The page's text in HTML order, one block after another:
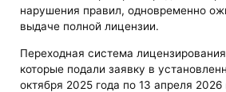
нарушения правил, одновременно
выдаче полной лицензии.
Переходная система
которые подали заявку в
октября 2025 года по 13 апреля